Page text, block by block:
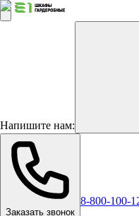
Напишите нам:
Заказать звонок
8-800-100-